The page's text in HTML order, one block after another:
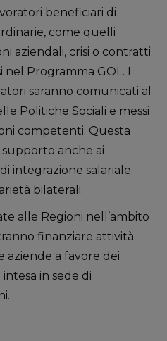
beneficiari di
come quelli
aziendali, crisi o contratti
nel Programma GOL. I
saranno comunicati al
Politiche Sociali e messi
competenti. Questa
anche ai
integrazione salariale
bilaterali.
alle Regioni nell’ambito
finanziare attività
aziende a favore dei
in sede di